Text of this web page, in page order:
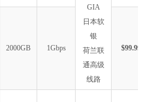
GIA
日本软
银
荷兰联
通高级
线路
2000GB 1Gbps $99.99